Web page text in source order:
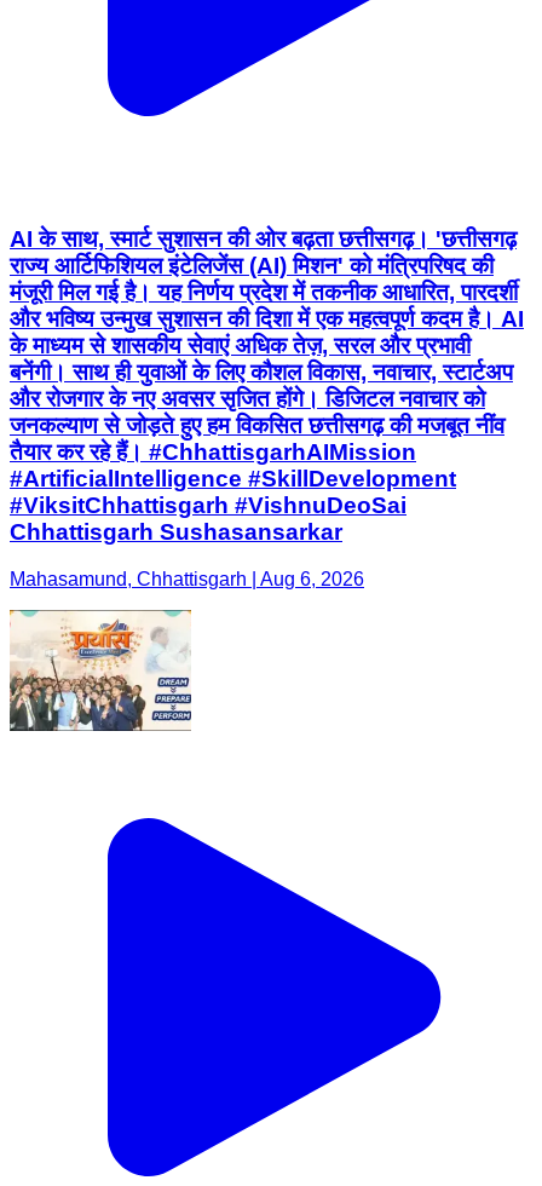
AI के साथ, स्मार्ट सुशासन की ओर बढ़ता छत्तीसगढ़। 'छत्तीसगढ़
राज्य आर्टिफिशियल इंटेलिजेंस (AI) मिशन' को मंत्रिपरिषद की
मंजूरी मिल गई है। यह निर्णय प्रदेश में तकनीक आधारित, पारदर्शी
और भविष्य उन्मुख सुशासन की दिशा में एक महत्वपूर्ण कदम है। AI
के माध्यम से शासकीय सेवाएं अधिक तेज़, सरल और प्रभावी
बनेंगी। साथ ही युवाओं के लिए कौशल विकास, नवाचार, स्टार्टअप
और रोजगार के नए अवसर सृजित होंगे। डिजिटल नवाचार को
जनकल्याण से जोड़ते हुए हम विकसित छत्तीसगढ़ की मजबूत नींव
तैयार कर रहे हैं। #ChhattisgarhAIMission
#ArtificialIntelligence #SkillDevelopment
#ViksitChhattisgarh #VishnuDeoSai
Chhattisgarh Sushasansarkar
Mahasamund, Chhattisgarh | Aug 6, 2026